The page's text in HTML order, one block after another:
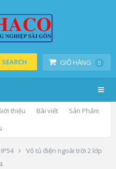
GIỎ HÀNG 0
SEARCH
thiệu Bài viết
Sản Phẩm
Vỏ tủ điện ngoài trời 2 lớp